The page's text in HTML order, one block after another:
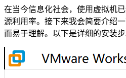
在当今信息化社会，使用虚拟机
源利用率。接下来我会简要介绍
而易于理解。以下是详细的安装步